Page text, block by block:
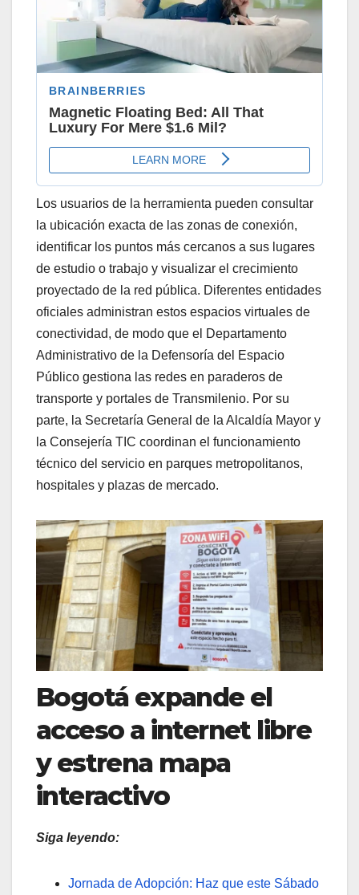
Los usuarios de la herramienta pueden consultar
la ubicación exacta de las zonas de conexión,
identificar los puntos más cercanos a sus lugares
de estudio o trabajo y visualizar el crecimiento
proyectado de la red pública. Diferentes entidades
oficiales administran estos espacios virtuales de
conectividad, de modo que el Departamento
Administrativo de la Defensoría del Espacio
Público gestiona las redes en paraderos de
transporte y portales de Transmilenio. Por su
parte, la Secretaría General de la Alcaldía Mayor y
la Consejería TIC coordinan el funcionamiento
técnico del servicio en parques metropolitanos,
hospitales y plazas de mercado.
Bogotá expande el
acceso a internet libre
y estrena mapa
interactivo
Siga leyendo:
Jornada de Adopción: Haz que este Sábado